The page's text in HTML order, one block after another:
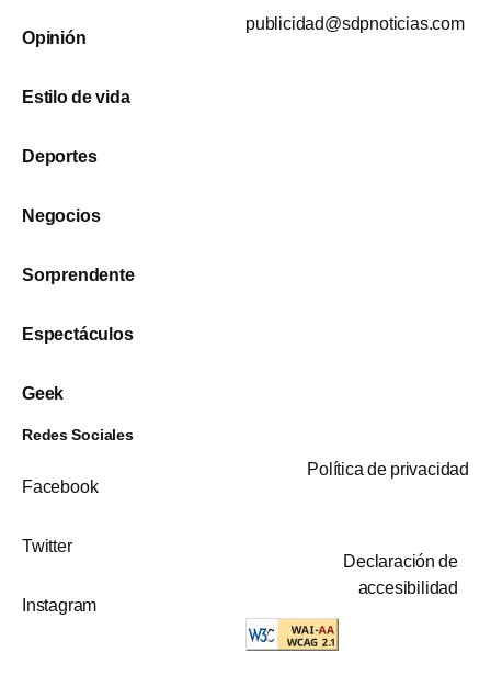
Opinión
Estilo de vida
Deportes
Negocios
Sorprendente
Espectáculos
Geek
publicidad@sdpnoticias.com
Redes Sociales
Facebook
Twitter
Instagram
Política de privacidad
Declaración de
accesibilidad